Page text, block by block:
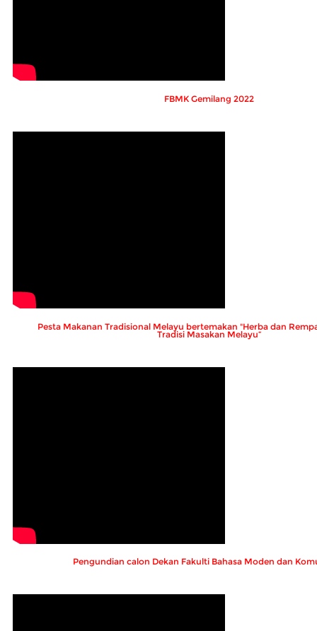
FBMK Gemilang 2022
Pesta Makanan Tradisional Melayu bertemakan "Herba dan
Tradisi Masakan Melayu”
Pengundian calon Dekan Fakulti Bahasa Moden dan